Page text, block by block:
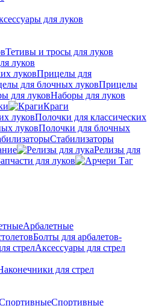
Тетивы и тросы для луков
луков
Прицелы для
Прицелы
Наборы для луков
Краги
Полочки для классических
Полочки для блочных
Стабилизаторы
Релизы для
для луков
Арбалетные
Болты для арбалетов-
Аксессуары для стрел
Спортивные